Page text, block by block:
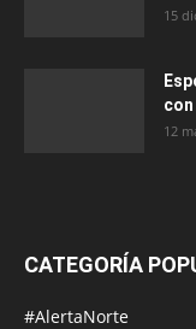
15
con
12
CATEGORÍA
#AlertaNorte